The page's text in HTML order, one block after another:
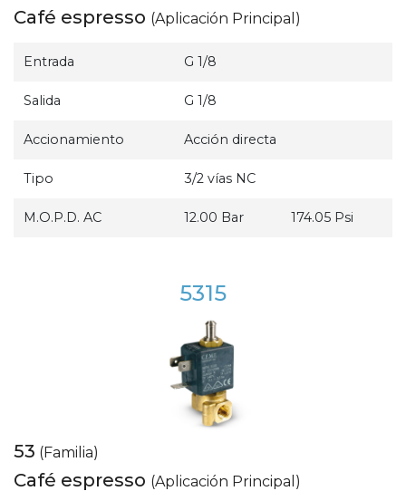
Café espresso (Aplicación Principal)
Entrada G 1/8
Salida G 1/8
Accionamiento Acción directa
Tipo 3/2 vías NC
M.O.P.D. AC 12.00 Bar 174.05 Psi
5315
53 (Familia)
Café espresso (Aplicación Principal)